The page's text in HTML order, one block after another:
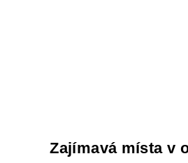
Zajímavá místa v